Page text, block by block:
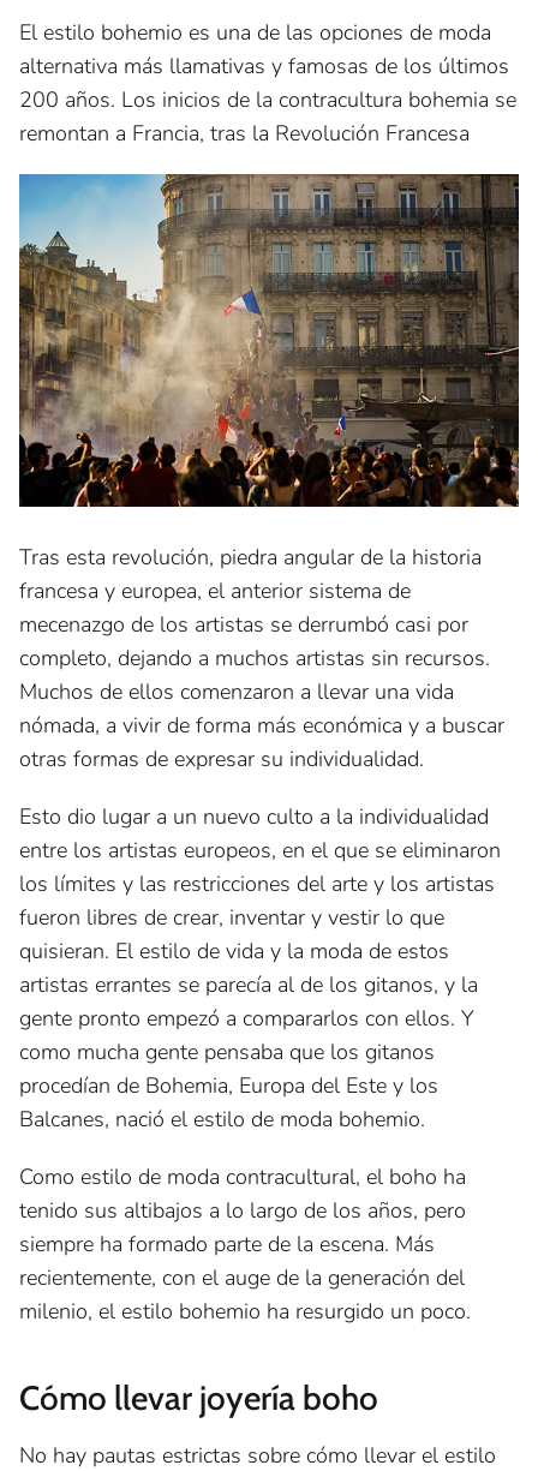
El estilo bohemio es una de las opciones de moda
alternativa más llamativas y famosas de los últimos
200 años. Los inicios de la contracultura bohemia se
remontan a Francia, tras la Revolución Francesa
Tras esta revolución, piedra angular de la historia
francesa y europea, el anterior sistema de
mecenazgo de los artistas se derrumbó casi por
completo, dejando a muchos artistas sin recursos.
Muchos de ellos comenzaron a llevar una vida
nómada, a vivir de forma más económica y a buscar
otras formas de expresar su individualidad.
Esto dio lugar a un nuevo culto a la individualidad
entre los artistas europeos, en el que se eliminaron
los límites y las restricciones del arte y los artistas
fueron libres de crear, inventar y vestir lo que
quisieran. El estilo de vida y la moda de estos
artistas errantes se parecía al de los gitanos, y la
gente pronto empezó a compararlos con ellos. Y
como mucha gente pensaba que los gitanos
procedían de Bohemia, Europa del Este y los
Balcanes, nació el estilo de moda bohemio.
Como estilo de moda contracultural, el boho ha
tenido sus altibajos a lo largo de los años, pero
siempre ha formado parte de la escena. Más
recientemente, con el auge de la generación del
milenio, el estilo bohemio ha resurgido un poco.
Cómo llevar joyería boho
No hay pautas estrictas sobre cómo llevar el estilo